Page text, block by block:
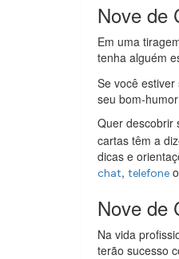
Nove de
Em uma
tenha alguém
Se você
seu bom-
Quer descobrir
cartas têm a
dicas e
chat, telefone
Nove de
Na vida
terão sucesso